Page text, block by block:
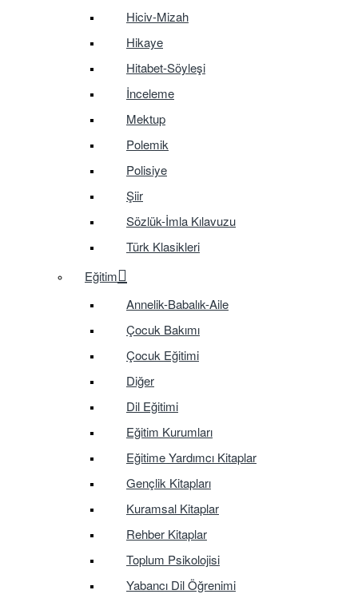
Hiciv-Mizah
Hikaye
Hitabet-Söyleşi
İnceleme
Mektup
Polemik
Polisiye
Şiir
Sözlük-İmla Kılavuzu
Türk Klasikleri
Eğitim
Annelik-Babalık-Aile
Çocuk Bakımı
Çocuk Eğitimi
Diğer
Dil Eğitimi
Eğitim Kurumları
Eğitime Yardımcı Kitaplar
Gençlik Kitapları
Kuramsal Kitaplar
Rehber Kitaplar
Toplum Psikolojisi
Yabancı Dil Öğrenimi